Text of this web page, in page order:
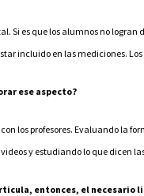
Si es que los alumnos no logran
incluido en las mediciones.
ese aspecto?
los profesores. Evaluando la
y estudiando lo que dicen
entonces, el